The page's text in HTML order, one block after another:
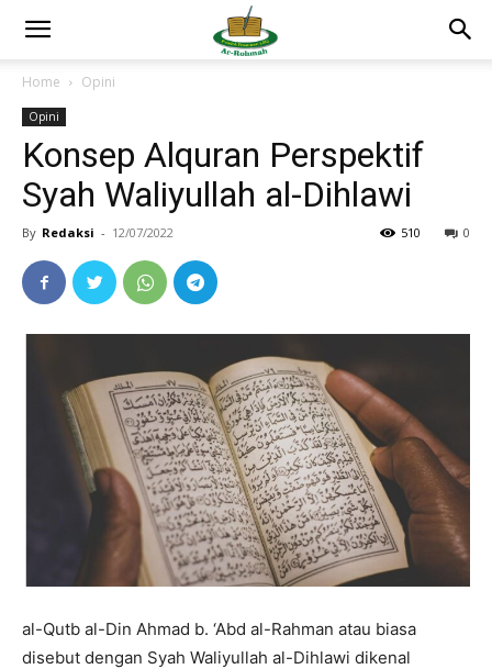
Home Opini
Opini
Konsep Alquran Perspektif
Syah Waliyullah al-Dihlawi
By Redaksi - 12/07/2022 0
510
al-Qutb al-Din Ahmad b. ‘Abd al-Rahman atau biasa
disebut dengan Syah Waliyullah al-Dihlawi dikenal